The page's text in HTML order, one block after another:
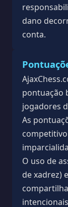
dano
conta.
pontuação
jogadores
As
O uso de
de xadrez)